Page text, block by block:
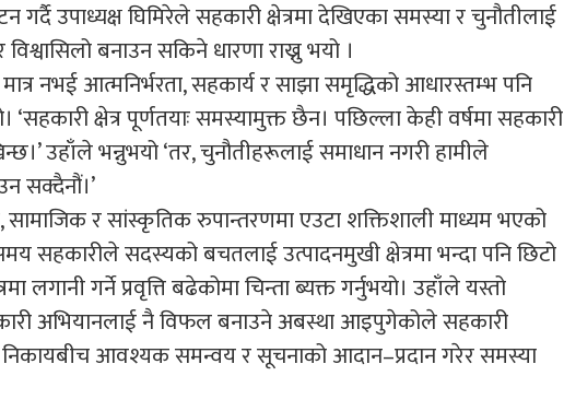
गर्दै उपाध्यक्ष घिमिरेले सहकारी क्षेत्रमा देखिएका समस्या र चुनौतीलाई
बनाउन सकिने धारणा राख्नु भयो ।
नभई आत्मनिर्भरता, सहकार्य र साझा समृद्धिको आधारस्तम्भ पनि
‘सहकारी क्षेत्र पूर्णतयाः समस्यामुक्त छैन। पछिल्ला केही वर्षमा सहकारी
उहाँले भन्नुभयो ‘तर, चुनौतीहरूलाई समाधान नगरी हामीले
सक्दैनौं।’
र सांस्कृतिक रुपान्तरणमा एउटा शक्तिशाली माध्यम भएको
सहकारीले सदस्यको बचतलाई उत्पादनमुखी क्षेत्रमा भन्दा पनि छिटो
लगानी गर्ने प्रवृत्ति बढेकोमा चिन्ता ब्यक्त गर्नुभयो। उहाँले यस्तो
अभियानलाई नै विफल बनाउने अबस्था आइपुगेकोले सहकारी
निकायबीच आवश्यक समन्वय र सूचनाको आदान–प्रदान गरेर समस्या